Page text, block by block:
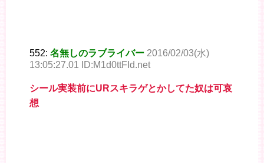
552: 名無しのラブライバー 2016/02/03(水)
13:05:27.01 ID:M1d0ttFId.net
シール実装前にURスキラゲとかしてた奴は可哀
想